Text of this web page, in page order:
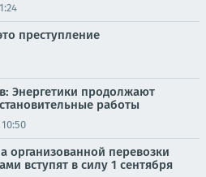
преступление
Энергетики продолжают
работы
10:50
организованной перевозки
вступят в силу 1 сентября